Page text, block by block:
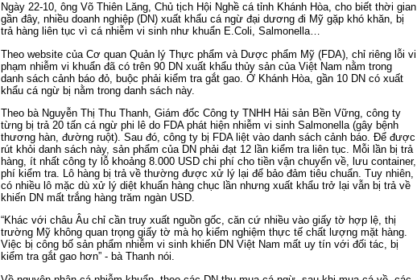
Ngày 22-10, ông Võ Thiên Lăng, Chủ tịch Hội Nghề cá tỉnh Khánh Hòa, cho biết thời gian
gần đây, nhiều doanh nghiệp (DN) xuất khẩu cá ngừ đại dương đi Mỹ gặp khó khăn, bị
trả hàng liên tục vì cá nhiễm vi sinh như khuẩn E.Coli, Salmonella…
Theo website của Cơ quan Quản lý Thực phẩm và Dược phẩm Mỹ (FDA), chỉ riêng lỗi vi
phạm nhiễm vi khuẩn đã có trên 90 DN xuất khẩu thủy sản của Việt Nam nằm trong
danh sách cảnh báo đỏ, buộc phải kiểm tra gắt gao. Ở Khánh Hòa, gần 10 DN có xuất
khẩu cá ngừ bị nằm trong danh sách này.
Theo bà Nguyễn Thị Thu Thanh, Giám đốc Công ty TNHH Hải sản Bền Vững, công ty
từng bị trả 20 tấn cá ngừ phi lê do FDA phát hiện nhiễm vi sinh Salmonella (gây bệnh
thương hàn, đường ruột). Sau đó, công ty bị FDA liệt vào danh sách cảnh báo. Để được
rút khỏi danh sách này, sản phẩm của DN phải đạt 12 lần kiểm tra liên tục. Mỗi lần bị trả
hàng, ít nhất công ty lỗ khoảng 8.000 USD chi phí cho tiền vận chuyển về, lưu container,
phí kiểm tra. Lô hàng bị trả về thường được xử lý lại để bảo đảm tiêu chuẩn. Tuy nhiên,
có nhiều lô mặc dù xử lý diệt khuẩn hàng chục lần nhưng xuất khẩu trở lại vẫn bị trả về
khiến DN mất trắng hàng trăm ngàn USD.
“Khác với châu Âu chỉ cần truy xuất nguồn gốc, căn cứ nhiều vào giấy tờ hợp lệ, thị
trường Mỹ không quan trọng giấy tờ mà họ kiểm nghiệm thực tế chất lượng mặt hàng.
Việc bị công bố sản phẩm nhiễm vi sinh khiến DN Việt Nam mất uy tín với đối tác, bị
kiểm tra gắt gao hơn” - bà Thanh nói.